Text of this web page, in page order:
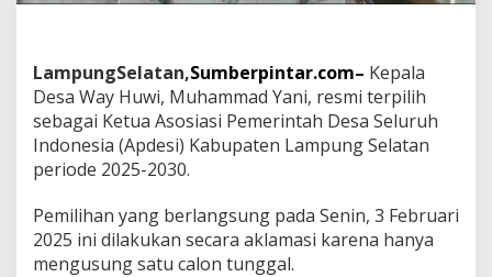
b
u
p
a
L
a
LampungSelatan,Sumberpintar.com– Kepala
Desa Way Huwi, Muhammad Yani, resmi terpilih
sebagai Ketua Asosiasi Pemerintah Desa Seluruh
Indonesia (Apdesi) Kabupaten Lampung Selatan
periode 2025-2030.
Pemilihan yang berlangsung pada Senin, 3 Februari
2025 ini dilakukan secara aklamasi karena hanya
mengusung satu calon tunggal.